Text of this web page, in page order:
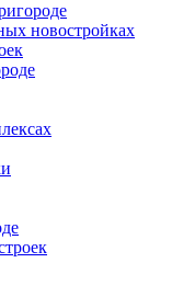
новостройках